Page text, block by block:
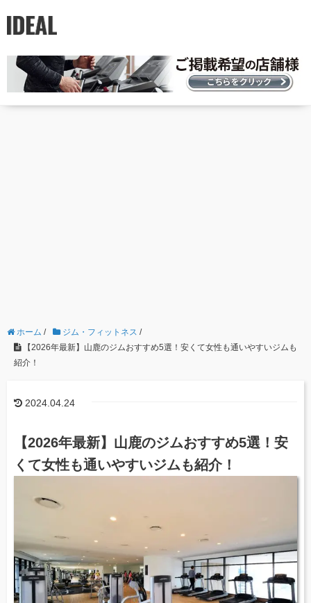
ホーム / ジム・フィットネス /
【2026年最新】山鹿のジムおすすめ5選！安くて女性も通いやすいジムも
紹介！
2024.04.24
【2026年最新】山鹿のジムおすすめ5選！安
くて女性も通いやすいジムも紹介！